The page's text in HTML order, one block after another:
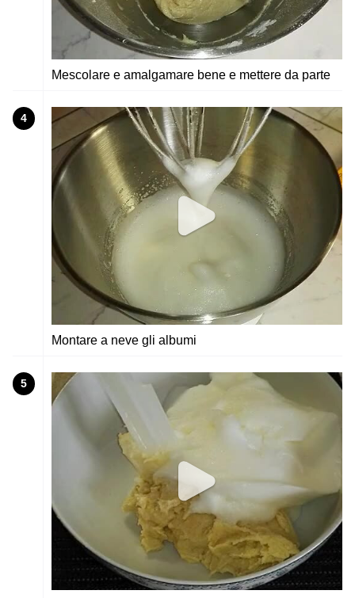
Mescolare e amalgamare bene e mettere da parte
4
Montare a neve gli albumi
5